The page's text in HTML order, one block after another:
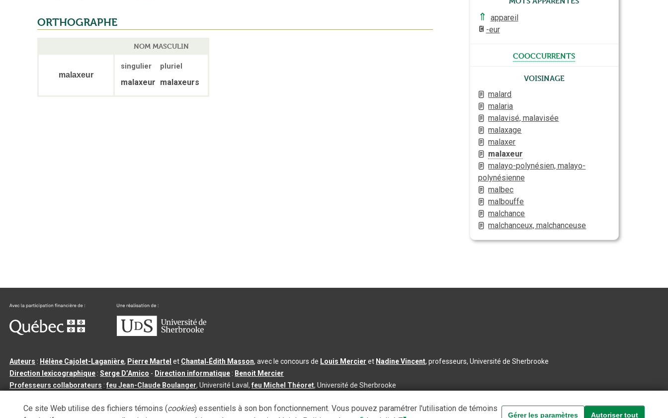
ORTHOGRAPHE
NOM MASCULIN
malaxeur
singulier pluriel
malaxeur malaxeurs
⇑
appareil
-eur
cooccurrents
Voisinage
malard
malaria
malavisé, malavisée
malaxage
malaxer
malaxeur
malayo-polynésien, malayo-
polynésienne
malbec
malbouffe
malchance
malchanceux, malchanceuse
Auteurs : Hélène Cajolet-Laganière, Pierre Martel et Chantal‑Édith Masson, avec le concours de Louis Mercier et Nadine Vincent, professeurs, Université de Sherbrooke
Direction lexicographique :Serge D’Amico - Direction informatique : Benoit Mercier
Professeurs collaborateurs :feu Jean-Claude Boulanger, Université Laval,feu Michel Théoret, Université de Sherbrooke
Tous droits réservés©Université de Sherbrooke |3.2.2- Dernière mise à jour du contenu :2026-08-03
Ce site Web utilise des fichiers témoins (cookies) essentiels à son bon fonctionnement. Vous pouvez paramétrer l'utilisation de témoins
Gérer les paramètres Autoriser tout